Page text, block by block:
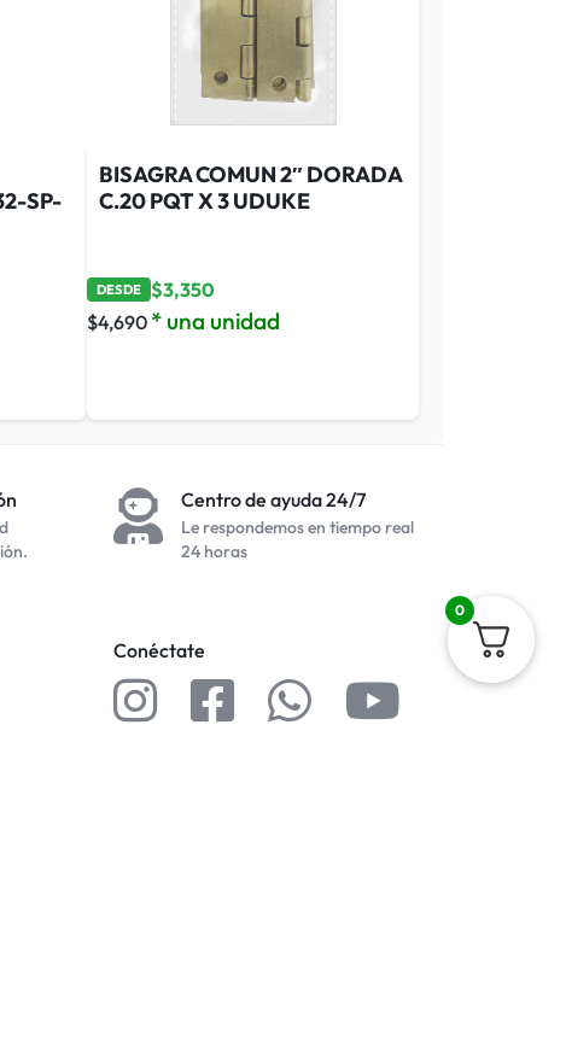
SP-
BISAGRA COMUN 2″ DORADA
C.20 PQT X 3 UDUKE
DESDE $3,350
$4,690 * una unidad
Centro de ayuda 24/7
Le respondemos en tiempo real
24 horas
Conéctate
0